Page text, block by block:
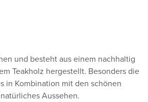
und besteht aus einem nachhaltig
Teakholz hergestellt. Besonders die
in Kombination mit den schönen
Aussehen.